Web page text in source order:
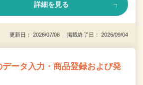
詳細を見る
更新日： 2026/07/08 掲載終了日： 2026/09/04
ータ入力・商品登録および発